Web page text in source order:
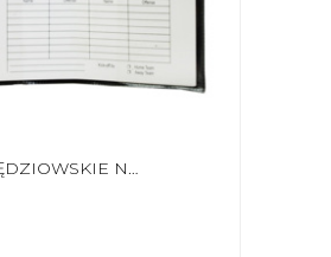
KARTKI SĘDZIOWSKIE NO10 VRC-220 KPL